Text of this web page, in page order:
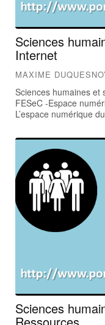
Sciences
Internet
MAXIME
Sciences humaines
FESeC -Espace
L’espace numérique
Sciences